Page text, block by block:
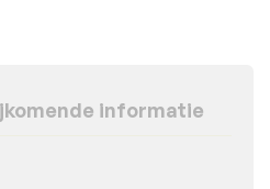
informatie